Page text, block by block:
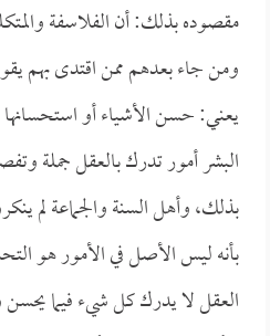
مقصوده بذلك: أن الفلاسفة
ومن جاء بعدهم ممن اقتدى بهم
يعني: حسن الأشياء أو
البشر أمور تدرك بالعقل جملة
بذلك، وأهل السنة والجماعة لم
بأنه ليس الأصل في الأمور هو
العقل لا يدرك كل شيء فيما